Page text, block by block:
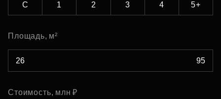
С 1 2 3 4 5+
Площадь, м²
Стоимость, млн ₽